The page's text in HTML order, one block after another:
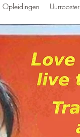
Opleidingen Uurrooster